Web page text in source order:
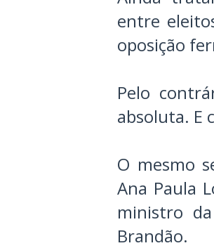
entre
oposição
Pelo
absoluta. E
O mesmo
Ana Paula
ministro
Brandão.